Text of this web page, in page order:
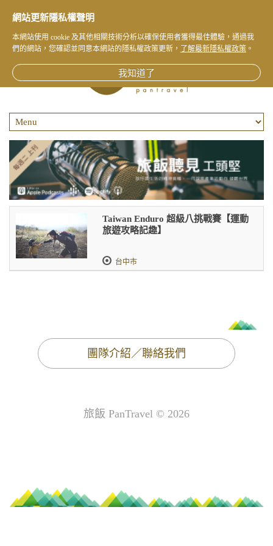
Taiwan Enduro 超級八挑戰賽【運動
旅遊攻略記趣】
台中市
團隊介紹／聯絡我們
旅飯 PanTravel © 2026
網站更新隱私權聲明
本網站使用 cookie 及其他相關技術分析以確保使用者獲得最佳體驗，通過我
們的網站，您確認並同意本網站的隱私權政策更新，
了解最新隱私權政策 。
我知道了